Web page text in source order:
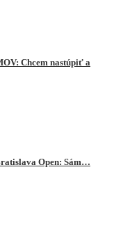
Chcem nastúpiť a
Open: Sám…